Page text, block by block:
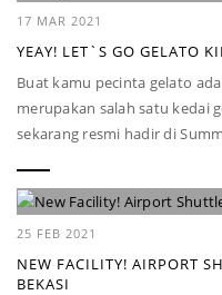
17 MAR 2021
YEAY! LET`S GO GELATO
Buat kamu pecinta gelato
merupakan salah satu kedai
sekarang resmi hadir di
25 FEB 2021
NEW FACILITY! AIRPORT
BEKASI